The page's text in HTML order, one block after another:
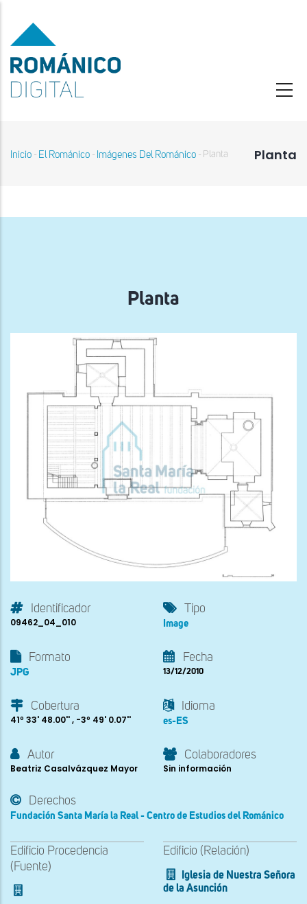
contenido
principal
Planta
Sobrescribir
Inicio - El Románico - Imágenes Del Románico - Planta
Planta
Identificador
09462_04_010
Tipo
Image
Formato
JPG
Fecha
13/12/2010
Cobertura
41º 33' 48.00'' , -3º 49' 0.07''
Idioma
es-ES
Autor
Beatriz Casalvázquez Mayor
Colaboradores
Sin información
Derechos
Fundación Santa María la Real - Centro de Estudios del Románico
Edificio Procedencia
(Fuente)
Edificio (Relación)
Iglesia de Nuestra Señora
de la Asunción